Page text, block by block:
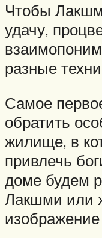
Чтобы
удачу,
разные
Самое
обратить
жилище, в
привлечь
доме будем
Лакшми или
изображение